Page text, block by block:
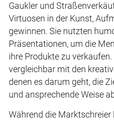
Gaukler und
Virtuosen in der Kunst,
gewinnen. Sie nutzten
Präsentationen, um die
ihre Produkte zu
vergleichbar mit den
denen es darum geht, die
und ansprechende Weise
Während die